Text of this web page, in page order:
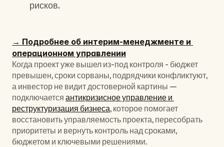
рисков.
→ Подробнее об интерим-менеджменте и
операционном управлении
Когда проект уже вышел из-под контроля - бюджет
превышен, сроки сорваны, подрядчики конфликтуют,
а инвестор не видит достоверной картины —
подключается антикризисное управление и
реструктуризация бизнеса, которое помогает
восстановить управляемость проекта, пересобрать
приоритеты и вернуть контроль над сроками,
бюджетом и ключевыми решениями.